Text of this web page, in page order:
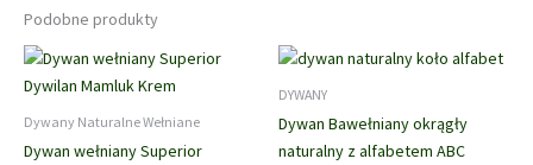
Podobne produkty
Dywany Naturalne Wełniane
Dywan wełniany Superior
DYWANY
Dywan Bawełniany okrągły
naturalny z alfabetem ABC